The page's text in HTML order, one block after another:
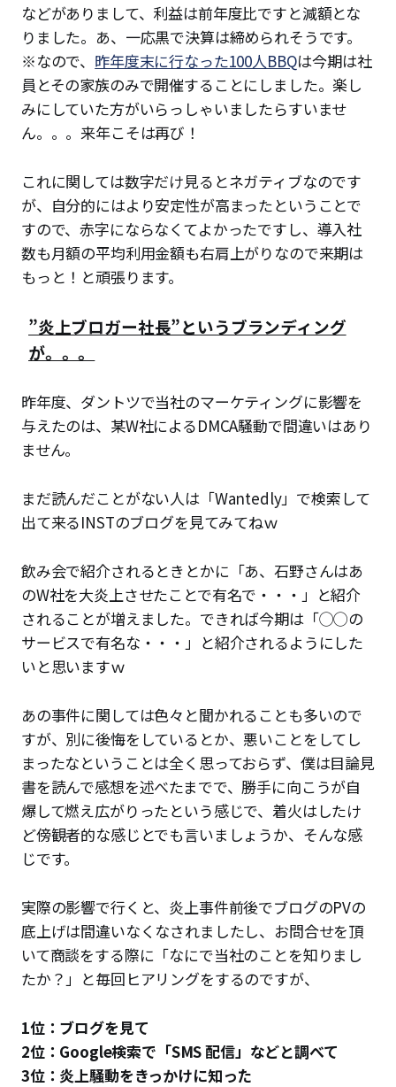
などがありまして、利益は前年度比ですと減額とな
りました。あ、一応黒で決算は締められそうです。
※なので、 昨年度末に行なった100人BBQは今期は社
員とその家族のみで開催することにしました。楽し
みにしていた方がいらっしゃいましたらすいませ
ん。。。来年こそは再び！
これに関しては数字だけ見るとネガティブなのです
が、自分的にはより安定性が高まったということで
すので、赤字にならなくてよかったですし、導入社
数も月額の平均利用金額も右肩上がりなので来期は
もっと！と頑張ります。
”炎上ブロガー社長”というブランディング
が。。。
昨年度、ダントツで当社のマーケティングに影響を
与えたのは、某W社によるDMCA騒動で間違いはあり
ません。
まだ読んだことがない人は「Wantedly」で検索して
出て来るINSTのブログを見てみてねｗ
飲み会で紹介されるときとかに「あ、石野さんはあ
のW社を大炎上させたことで有名で・・・」と紹介
されることが増えました。できれば今期は「◯◯の
サービスで有名な・・・」と紹介されるようにした
いと思いますｗ
あの事件に関しては色々と聞かれることも多いので
すが、別に後悔をしているとか、悪いことをしてし
まったなということは全く思っておらず、僕は目論見
書を読んで感想を述べたまでで、勝手に向こうが自
爆して燃え広がりったという感じで、着火はしたけ
ど傍観者的な感じとでも言いましょうか、そんな感
じです。
実際の影響で行くと、炎上事件前後でブログのPVの
底上げは間違いなくなされましたし、お問合せを頂
いて商談をする際に「なにで当社のことを知りまし
たか？」と毎回ヒアリングをするのですが、
1位：ブログを見て
2位：Google検索で「SMS 配信」などと調べて
3位：炎上騒動をきっかけに知った